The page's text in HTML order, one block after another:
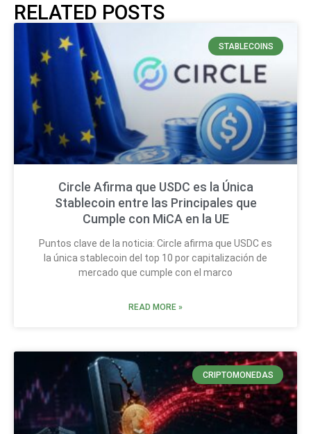
RELATED POSTS
STABLECOINS
Circle Afirma que USDC es la Única
Stablecoin entre las Principales que
Cumple con MiCA en la UE
Puntos clave de la noticia: Circle afirma que USDC es
la única stablecoin del top 10 por capitalización de
mercado que cumple con el marco
READ MORE »
CRIPTOMONEDAS